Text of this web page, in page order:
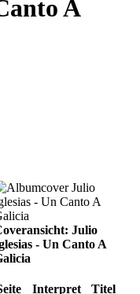
A
Julio
- Un Canto A
Interpret
Titel